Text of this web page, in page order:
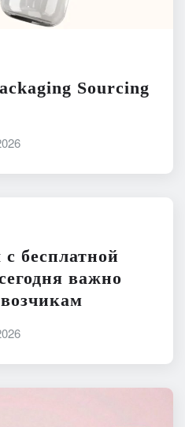
Sourcing
бесплатной
важно